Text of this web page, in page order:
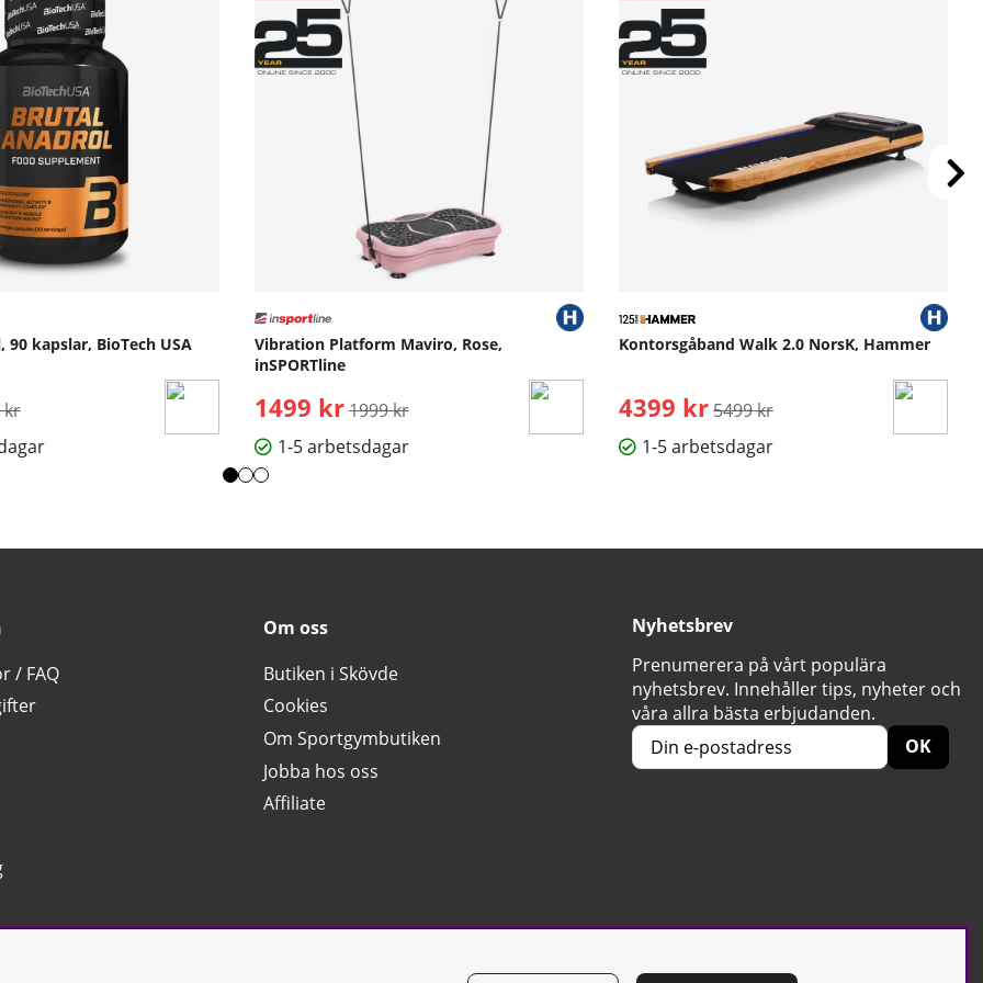
90 kapslar, BioTech USA
pris:
kr
Vibration Platform Maviro, Rose,
inSPORTline
1499 kr Ordinarie pris:
1999 kr
1-5 arbetsdagar
Kontorsgåband Walk 2.0 NorsK, Hammer
4399 kr Ordinarie pris:
5499 kr
1-5 arbetsdagar
/ FAQ
Om oss
Butiken i Skövde
Cookies
Om Sportgymbutiken
Jobba hos oss
Affiliate
Nyhetsbrev
Prenumerera på vårt populära
nyhetsbrev. Innehåller tips, nyheter och
våra allra bästa erbjudanden.
OK